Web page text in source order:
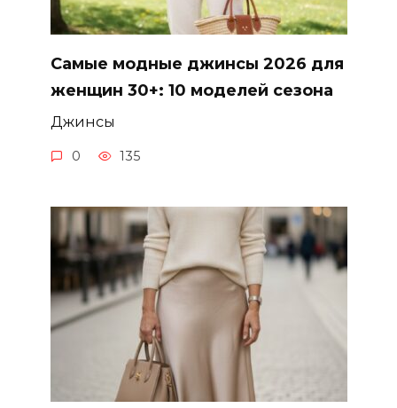
Самые модные джинсы 2026 для
женщин 30+: 10 моделей сезона
Джинсы
0 135